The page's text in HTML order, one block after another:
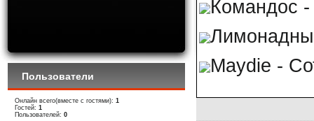
Пользователи
Онлайн всего(вместе с гостями): 1
Гостей: 1
Пользователей: 0
Командос
Maydie -